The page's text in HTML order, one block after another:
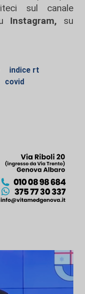
sul canale
Instagram, su
indice rt
covid